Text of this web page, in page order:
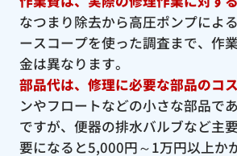
なつまり除去から高圧ポンプによ
ースコープを使った調査まで、作
金は異なります。
部品代は、修理に必要な部品のコ
ンやフロートなどの小さな部品で
ですが、便器の排水バルブなど主
要になると5,000円～1万円以上か